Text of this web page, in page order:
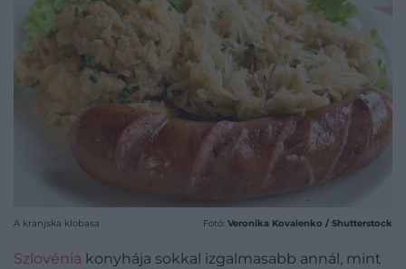
A kranjska klobasa Fotó: Veronika Kovalenko / Shutterstock
Szlovénia konyhája sokkal izgalmasabb annál, mint